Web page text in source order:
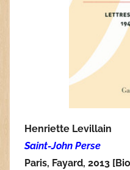
Henriette Levillain
Saint-John Perse
Paris, Fayard, 2013